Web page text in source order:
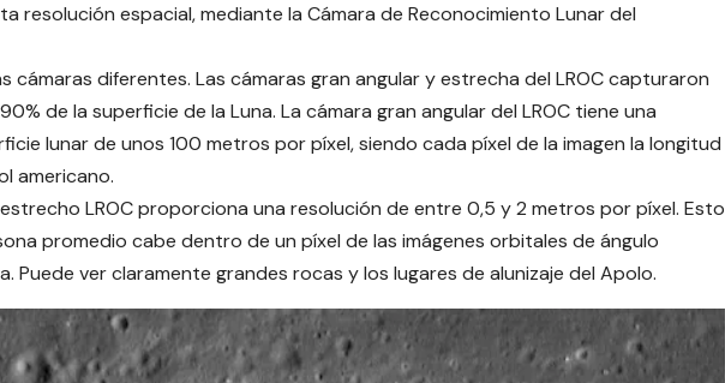
resolución espacial, mediante la Cámara de Reconocimiento Lunar del
cámaras diferentes. Las cámaras gran angular y estrecha del LROC capturaron
de la superficie de la Luna. La cámara gran angular del LROC tiene una
lunar de unos 100 metros por píxel, siendo cada píxel de la imagen la longitud
americano.
LROC proporciona una resolución de entre 0,5 y 2 metros por píxel. Esto
promedio cabe dentro de un píxel de las imágenes orbitales de ángulo
Puede ver claramente grandes rocas y los lugares de alunizaje del Apolo.